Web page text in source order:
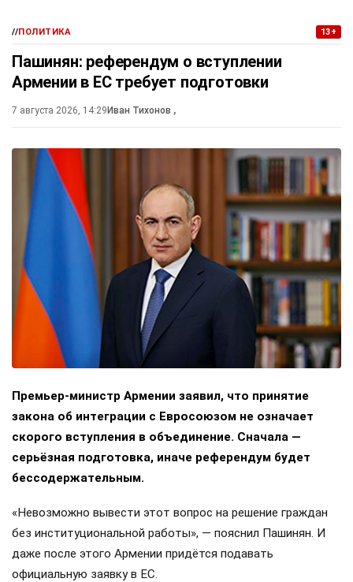
//ПОЛИТИКА 13+
Пашинян: референдум о вступлении
Армении в ЕС требует подготовки
7 августа 2026, 14:29 Иван Тихонов ,
Премьер-министр Армении заявил, что принятие
закона об интеграции с Евросоюзом не означает
скорого вступления в объединение. Сначала —
серьёзная подготовка, иначе референдум будет
бессодержательным.
«Невозможно вывести этот вопрос на решение граждан
без институциональной работы», — пояснил Пашинян. И
даже после этого Армении придётся подавать
официальную заявку в ЕС.